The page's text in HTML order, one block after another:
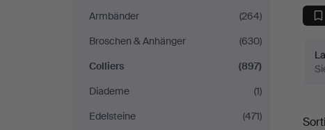
Auctioneers
Armbänder
(264)
Broschen & Anhänger
(630)
Colliers
(897)
Diademe
(1)
Edelsteine
(471)